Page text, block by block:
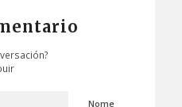
Nome